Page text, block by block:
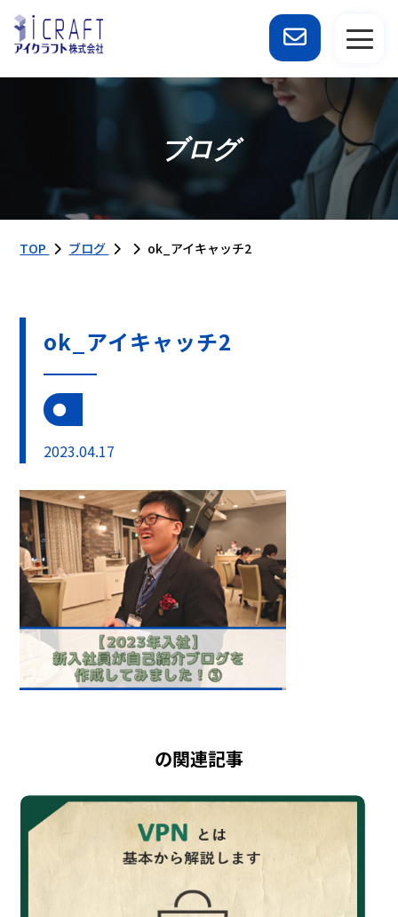
ブログ
TOP ブログ ok_アイキャッチ2
ok_アイキャッチ2
2023.04.17
の関連記事